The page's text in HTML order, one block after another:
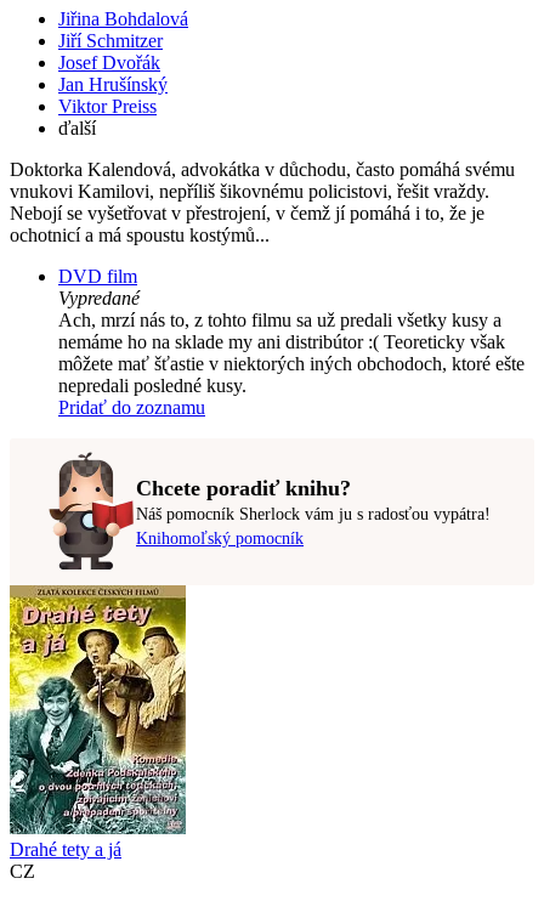
Jiřina Bohdalová
Jiří Schmitzer
Josef Dvořák
Jan Hrušínský
Viktor Preiss
ďalší
Doktorka Kalendová, advokátka v důchodu, často pomáhá svému
vnukovi Kamilovi, nepříliš šikovnému policistovi, řešit vraždy.
Nebojí se vyšetřovat v přestrojení, v čemž jí pomáhá i to, že je
ochotnicí a má spoustu kostýmů...
DVD film
Vypredané
Ach, mrzí nás to, z tohto filmu sa už predali všetky kusy a
nemáme ho na sklade my ani distribútor :( Teoreticky však
môžete mať šťastie v niektorých iných obchodoch, ktoré ešte
nepredali posledné kusy.
Pridať do zoznamu
Chcete poradiť knihu?
Náš pomocník Sherlock vám ju s radosťou vypátra!
Knihomoľský pomocník
Drahé tety a já
CZ